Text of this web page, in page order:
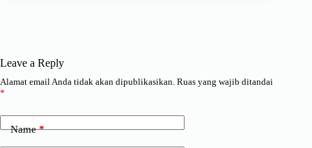
Leave a Reply
Alamat email Anda tidak akan dipublikasikan. Ruas yang wajib ditandai
*
Name*